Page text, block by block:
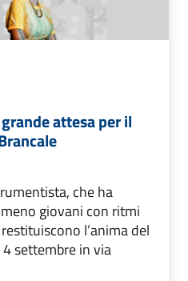
attesa per il
che ha
giovani con ritmi
l’anima del
4 settembre in via